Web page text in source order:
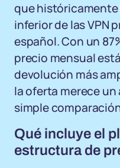
que
inferior de las VPN
español. Con un
precio mensual
devolución más
la oferta merece un
simple
Qué incluye el
estructura de